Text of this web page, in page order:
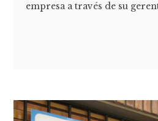
empresa a través de su